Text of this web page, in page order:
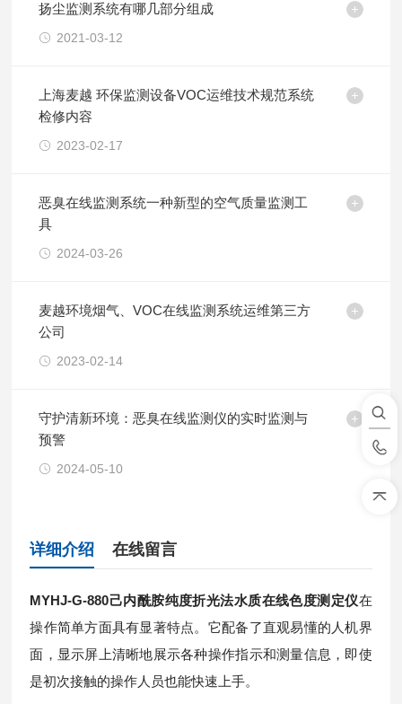
扬尘监测系统有哪几部分组成
2021-03-12
上海麦越 环保监测设备VOC运维技术规范系统
检修内容
2023-02-17
恶臭在线监测系统一种新型的空气质量监测工
具
2024-03-26
麦越环境烟气、VOC在线监测系统运维第三方
公司
2023-02-14
守护清新环境：恶臭在线监测仪的实时监测与
预警
2024-05-10
详细介绍 在线留言
MYHJ-G-880己内酰胺纯度折光法水质在线色度测定仪在
操作简单方面具有显著特点。它配备了直观易懂的人机界
面，显示屏上清晰地展示各种操作指示和测量信息，即使
是初次接触的操作人员也能快速上手。